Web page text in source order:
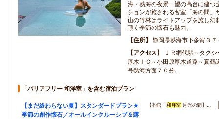
海・熱海の夜景一望の高台に建つ
ションが施される客室「海の間」
山の竹林はライトアップを施し
頂く季節の懐石も魅力。
住所
静岡県熱海市下多賀３７
アクセス
ＪＲ網代駅～タク
厚木ＩＣ～小田原厚木道路～真鶴
号熱海方面７０分。
「バリアフリー 和洋室」を含む宿泊プラン
【まだ終わらない夏】スタンダードプラン★
季節の創作懐石／オールインクルーシブ＆露
【本館和洋室 月光の間】…